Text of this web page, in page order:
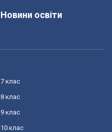
Новини освіти
7 клас
8 клас
9 клас
10 клас